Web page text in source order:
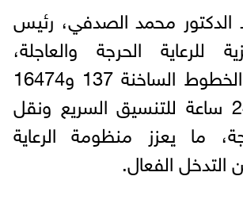
الدكتور محمد الصدفي، رئيس
للرعاية الحرجة والعاجلة،
استمرار عمل الخطوط الساخنة 137 و16474
على مدار الـ24 ساعة للتنسيق السريع ونقل
ما يعزز منظومة الرعاية
التدخل الفعال.